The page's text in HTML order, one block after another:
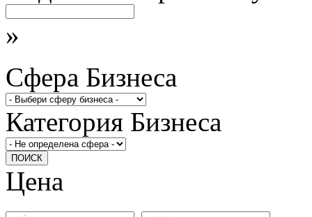
»
Сфера Бизнеса
Категория Бизнеса
ПОИСК
Цена